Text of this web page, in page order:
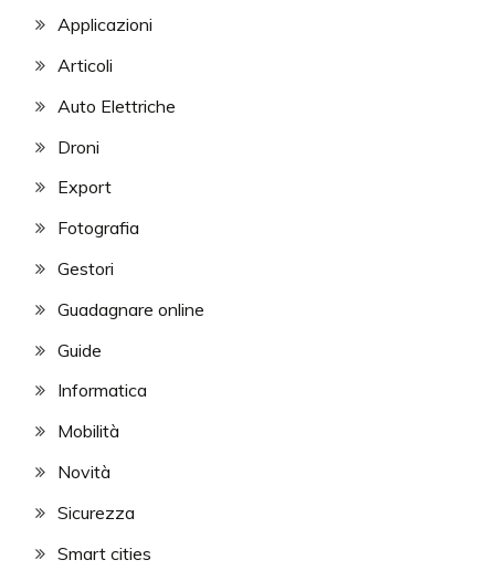
Applicazioni
Articoli
Auto Elettriche
Droni
Export
Fotografia
Gestori
Guadagnare online
Guide
Informatica
Mobilità
Novità
Sicurezza
Smart cities